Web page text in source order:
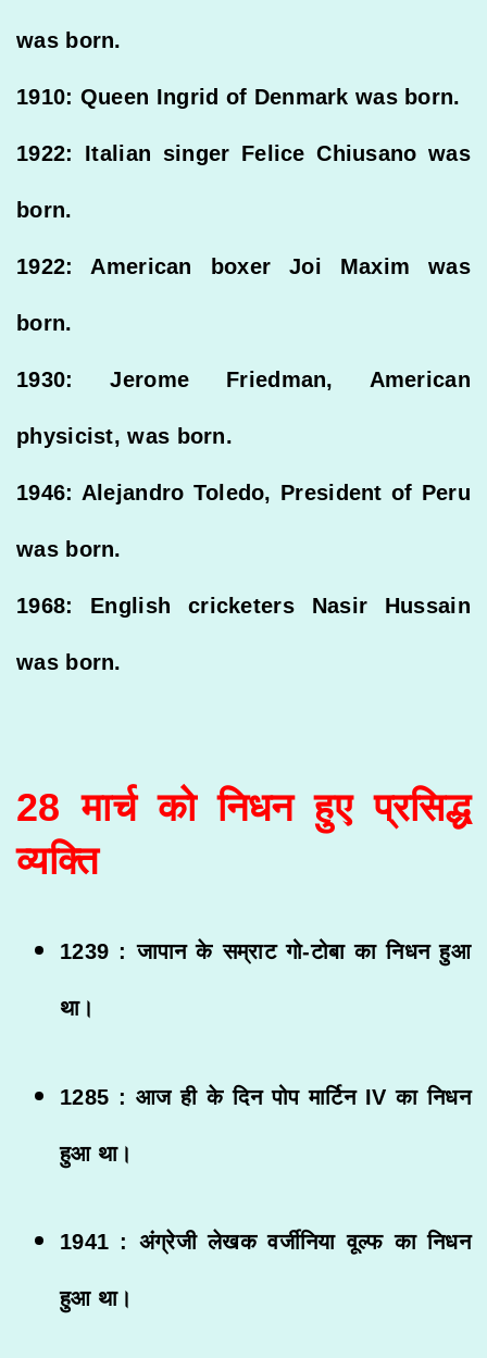
was born.
1910: Queen Ingrid of Denmark was born.
1922: Italian singer Felice Chiusano was
born.
1922: American boxer Joi Maxim was
born.
1930: Jerome Friedman, American
physicist, was born.
1946: Alejandro Toledo, President of Peru
was born.
1968: English cricketers Nasir Hussain
was born.
28 मार्च को निधन हुए प्रसिद्ध
व्यक्ति
1239 : जापान के सम्राट गो-टोबा का निधन हुआ
था।
1285 : आज ही के दिन पोप मार्टिन IV का निधन
हुआ था।
1941 : अंग्रेजी लेखक वर्जीनिया वूल्फ का निधन
हुआ था।